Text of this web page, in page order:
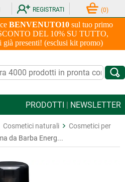
BENVENUTO10 sul tuo primo
DEL 10% SU TUTTO,
presenti! (esclusi kit promo)
REGISTRATI (0)
PRODOTTI | NEWSLETTER
Cosmetici naturali
Cosmetici per
da Barba Energ...